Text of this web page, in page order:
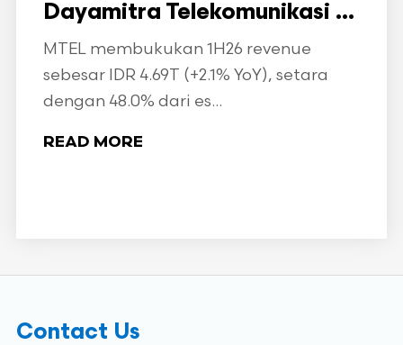
Dayamitra Telekomunikasi ...
MTEL membukukan 1H26 revenue
sebesar IDR 4.69T (+2.1% YoY), setara
dengan 48.0% dari es...
READ MORE
Contact Us